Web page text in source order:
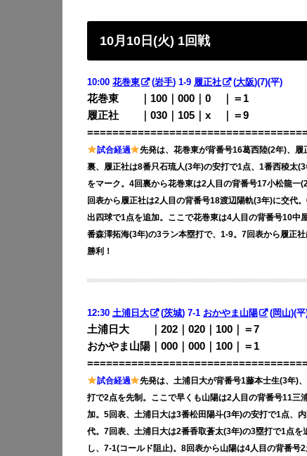
10月10日(火) 1回戦
10:00 花巻東 (岩手) 1-9 履正社 (大阪)(7)(平)
花巻東 ｜100｜000｜0
｜＝1
履正社 ｜030｜105｜x
｜＝9
試合経過
先発は、花巻東が背番号16葛西陸(2年)、
裏、履正社は8番只石琉人(3年)の安打で1点、1番西稜太
をマーク。4回裏から花巻東は2人目の背番号17小松龍
回表から履正社は2人目の背番号18渡辺陽軌(3年)に交代
出四球で1点を追加。ここで花巻東は4人目の背番号10中
番森澤拓海(3年)の3ラン本塁打で、1-9。7回表から履正
勝利！
12:30 土浦日大 (茨城) 7-1 おかやま山陽 (岡山)(平
土浦日大 ｜202｜020｜100｜＝7
おかやま山陽｜000｜000｜100｜＝1
試合経過
先発は、土浦日大が背番号1藤本士生(3年)
打で2点を先制。ここで早くも山陽は2人目の背番号11
加。5回表、土浦日大は3番松田陽斗(3年)の安打で1点、
代。7回表、土浦日大は2番香取蒼太(3年)の3塁打で1点
し、7-1(コールド阻止)。8回表から山陽は4人目の背番